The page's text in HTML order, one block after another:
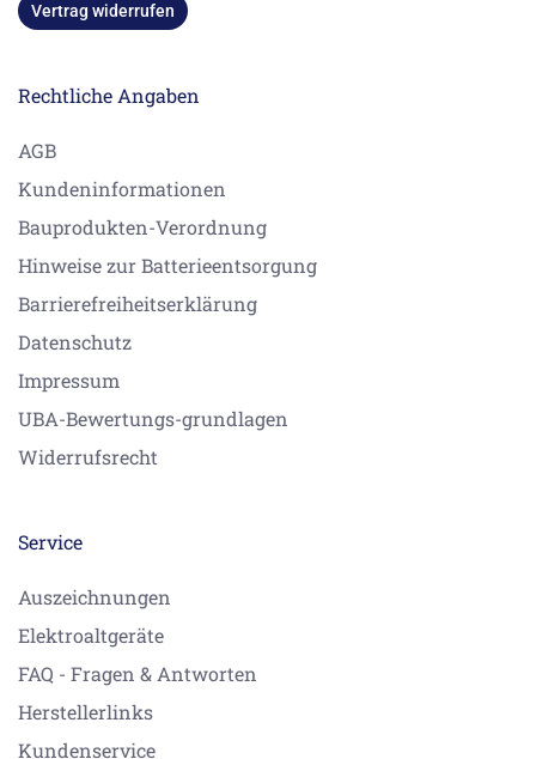
Vertrag widerrufen
Rechtliche Angaben
AGB
Kundeninformationen
Bauprodukten-Verordnung
Hinweise zur Batterieentsorgung
Barrierefreiheitserklärung
Datenschutz
Impressum
UBA-Bewertungs-grundlagen
Widerrufsrecht
Service
Auszeichnungen
Elektroaltgeräte
FAQ - Fragen & Antworten
Herstellerlinks
Kundenservice